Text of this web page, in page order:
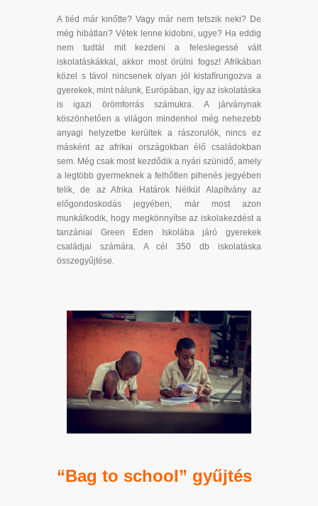
A tiéd már kinőtte? Vagy már nem tetszik neki? De
még hibátlan? Vétek lenne kidobni, ugye? Ha eddig
nem tudtál mit kezdeni a feleslegessé vált
iskolatáskákkal, akkor most örülni fogsz! Afrikában
közel s távol nincsenek olyan jól kistafírungozva a
gyerekek, mint nálunk, Európában, így az iskolatáska
is igazi örömforrás számukra. A járványnak
köszönhetően a világon mindenhol még nehezebb
anyagi helyzetbe kerültek a rászorulók, nincs ez
másként az afrikai országokban élő családokban
sem. Még csak most kezdődik a nyári szünidő, amely
a legtöbb gyermeknek a felhőtlen pihenés jegyében
telik, de az Afrika Határok Nélkül Alapítvány az
előgondoskodás jegyében, már most azon
munkálkodik, hogy megkönnyítse az iskolakezdést a
tanzániai Green Eden Iskolába járó gyerekek
családjai számára. A cél 350 db iskolatáska
összegyűjtése.
“Bag to school” gyűjtés